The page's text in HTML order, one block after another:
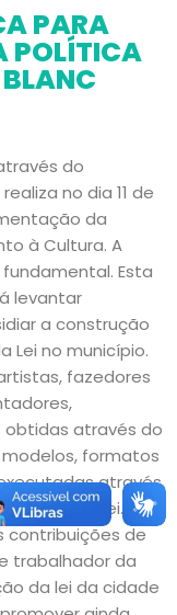
PARA
POLÍTICA
do
no dia 11 de
da
à Cultura. A
Esta
levantar
a construção
Lei no município.
fazedores
obtidas através do
formatos
através
na Lei. A
contribuições de
trabalhador da
da lei da cidade